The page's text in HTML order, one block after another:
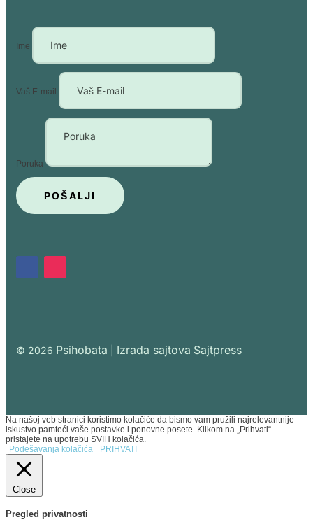
Ime
Vaš E-mail
Poruka
POŠALJI
© 2026 Psihobata Izrada sajtova Sajtpress
Na našoj veb stranici koristimo kolačiće da bismo vam pružili najrelevantnije
iskustvo pamteći vaše postavke i ponovne posete. Klikom na „Prihvati“
pristajete na upotrebu SVIH kolačića.
Podešavanja kolačića
PRIHVATI
Close
Pregled privatnosti